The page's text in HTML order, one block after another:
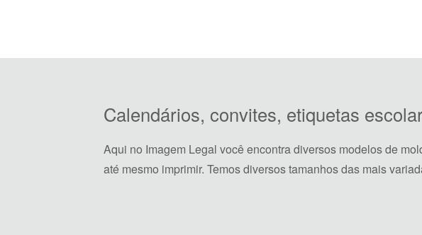
Calendários, convites, etiquetas
Aqui no Imagem Legal você encontra diversos modelos de
até mesmo imprimir. Temos diversos tamanhos das mais